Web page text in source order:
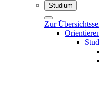
Studium
Zur